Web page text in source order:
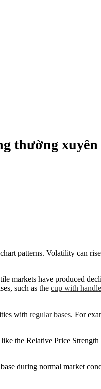
thường
patterns. Volatility can
markets have produced
such as the cup with handle
with regular bases. For
the Relative Price
during normal market